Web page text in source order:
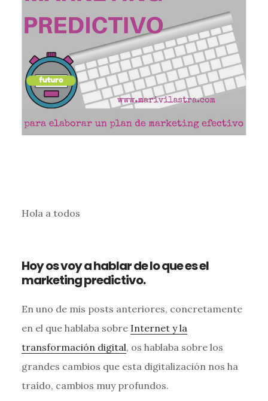
Hola a todos
Hoy os voy a hablar de lo que es el
marketing predictivo.
En uno de mis posts anteriores, concretamente
en el que hablaba sobre Internet y la
transformación digital, os hablaba sobre los
grandes cambios que esta digitalización nos ha
traído, cambios muy profundos.